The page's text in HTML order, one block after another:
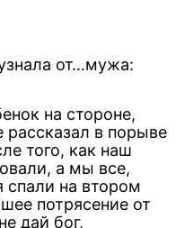
от…мужа:
на стороне,
в порыве
того, как наш
а мы все,
спали на втором
потрясение от
дай бог,